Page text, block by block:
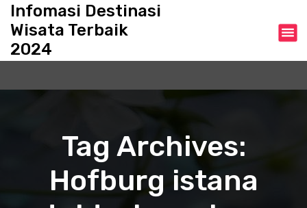
Infomasi Destinasi
Wisata Terbaik
2024
Tag Archives:
Hofburg istana